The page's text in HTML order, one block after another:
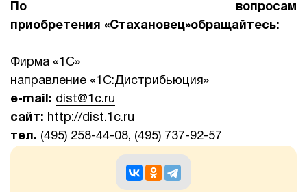
По вопросам
приобретения «Стахановец»обращайтесь:
Фирма «1С»
направление «1С:Дистрибьюция»
e-mail: dist@1c.ru
сайт: http://dist.1c.ru
тел. (495) 258-44-08, (495) 737-92-57